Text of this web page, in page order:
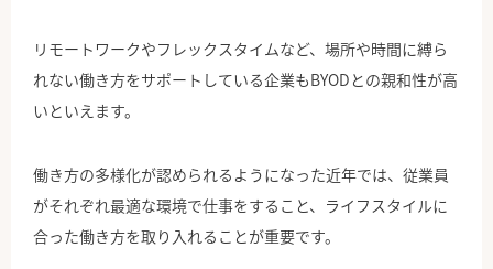
リモートワークやフレックスタイムなど、場所や時間に縛ら
れない働き方をサポートしている企業もBYODとの親和性が高
いといえます。
働き方の多様化が認められるようになった近年では、従業員
がそれぞれ最適な環境で仕事をすること、ライフスタイルに
合った働き方を取り入れることが重要です。